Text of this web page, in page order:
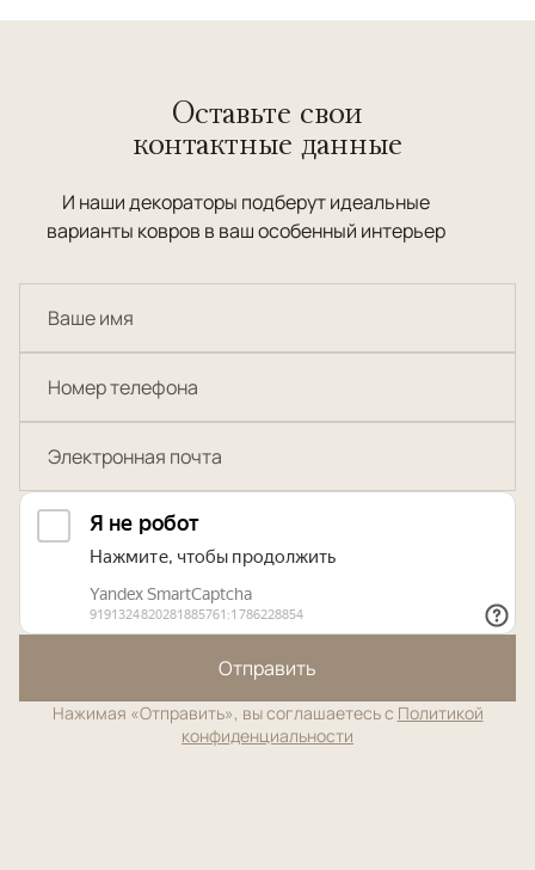
Оставьте свои
контактные данные
И наши декораторы подберут идеальные
варианты ковров в ваш особенный интерьер
Отправить
Нажимая «Отправить», вы соглашаетесь с Политикой
конфиденциальности